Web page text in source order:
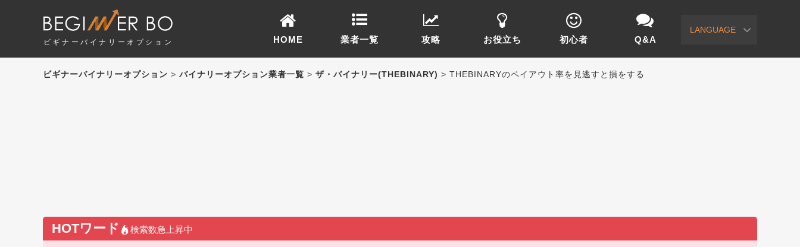
ビギナーバイナリーオプション
LANGUAGE
HOME 業者一覧 攻略 お役立ち 初心者 Q&A
ビギナーバイナリーオプション > バイナリーオプション業者一覧 > ザ・バイナリー(THEBINARY) > THEBINARYのペイアウト率を見逃すと損をする
HOTワード 検索数急上昇中